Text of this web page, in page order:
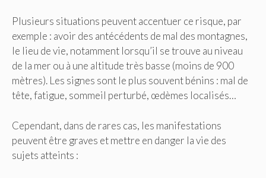
Plusieurs situations peuvent accentuer ce risque, par
exemple : avoir des antécédents de mal des montagnes,
le lieu de vie, notamment lorsqu’il se trouve au niveau
de la mer ou à une altitude très basse (moins de 900
mètres). Les signes sont le plus souvent bénins : mal de
tête, fatigue, sommeil perturbé, œdèmes localisés…
Cependant, dans de rares cas, les manifestations
peuvent être graves et mettre en danger la vie des
sujets atteints :